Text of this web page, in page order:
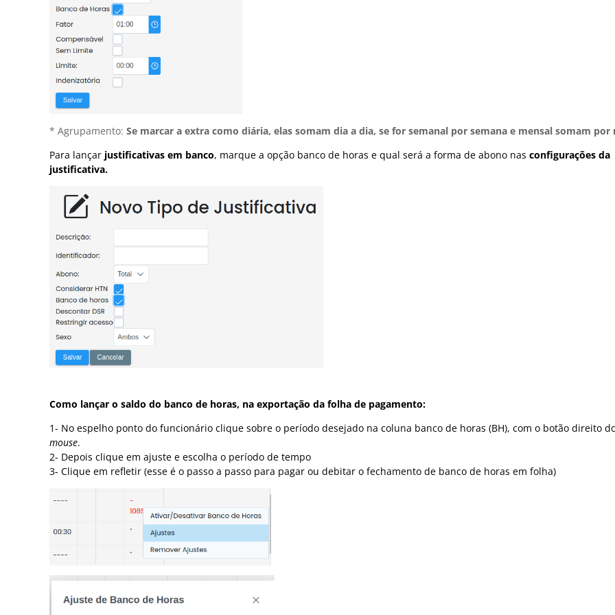
* Agrupamento: Se marcar a extra como diária, elas somam dia a dia, se for semanal por semana e mensal somam por
Para lançar justificativas em banco, marque a opção banco de horas e qual será a forma de abono nas configurações da
justificativa.
Como lançar o saldo do banco de horas, na exportação da folha de pagamento:
1- No espelho ponto do funcionário clique sobre o período desejado na coluna banco de horas (BH), com o botão direito
mouse.
2- Depois clique em ajuste e escolha o período de tempo
3- Clique em refletir (esse é o passo a passo para pagar ou debitar o fechamento de banco de horas em folha)